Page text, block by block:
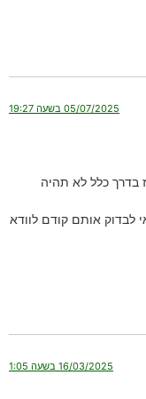
05/07/2025 בשעה 19:27
בדרך כלל לא תהיה
לבדוק אותם קודם לוודא
16/03/2025 בשעה 1:05